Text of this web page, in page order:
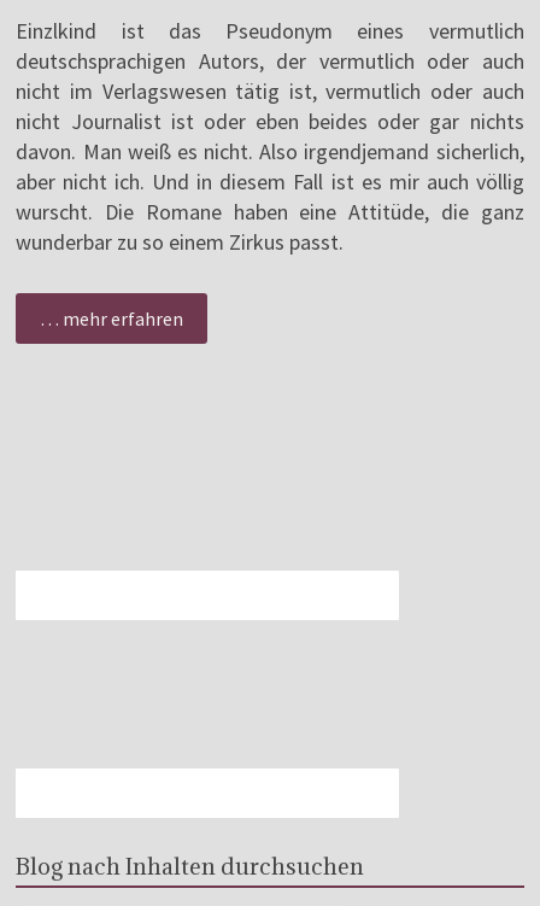
Einzlkind ist das Pseudonym eines vermutlich
deutschsprachigen Autors, der vermutlich oder auch
nicht im Verlagswesen tätig ist, vermutlich oder auch
nicht Journalist ist oder eben beides oder gar nichts
davon. Man weiß es nicht. Also irgendjemand sicherlich,
aber nicht ich. Und in diesem Fall ist es mir auch völlig
wurscht. Die Romane haben eine Attitüde, die ganz
wunderbar zu so einem Zirkus passt.
… mehr erfahren
Blog nach Inhalten durchsuchen